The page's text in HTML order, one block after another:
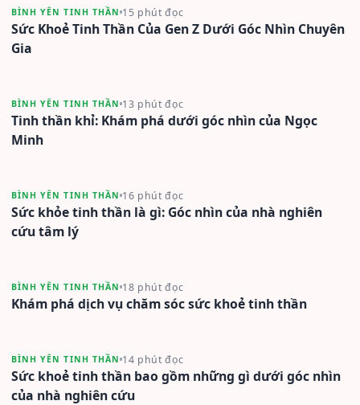
BÌNH YÊN TINH THẦN 15 phút đọc
Sức Khoẻ Tinh Thần Của Gen Z Dưới Góc Nhìn Chuyên
Gia
BÌNH YÊN TINH THẦN 13 phút đọc
Tinh thần khỉ: Khám phá dưới góc nhìn của Ngọc
Minh
BÌNH YÊN TINH THẦN 16 phút đọc
Sức khỏe tinh thần là gì: Góc nhìn của nhà nghiên
cứu tâm lý
BÌNH YÊN TINH THẦN 18 phút đọc
Khám phá dịch vụ chăm sóc sức khoẻ tinh thần
BÌNH YÊN TINH THẦN 14 phút đọc
Sức khoẻ tinh thần bao gồm những gì dưới góc nhìn
của nhà nghiên cứu